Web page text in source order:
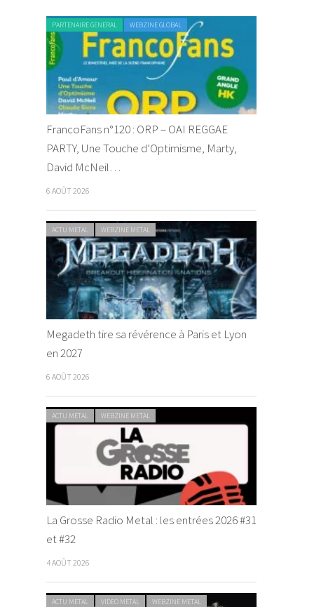
PARTENAIRE GENERAL WEBZINE GLOBAL
FrancoFans n°120 : ORP – OAI REGGAE
PARTY, Une Touche d’Optimisme, Marty,
David McNeil…
6 AOÛT 2026
ACTU METAL WEBZINE METAL
Megadeth tire sa révérence à Paris et Lyon
en 2027
6 AOÛT 2026
ACTU METAL WEBZINE METAL
La Grosse Radio Metal : les entrées 2026 #31
et #32
4 AOÛT 2026
ACTU METAL VIDEO METAL WEBZINE METAL